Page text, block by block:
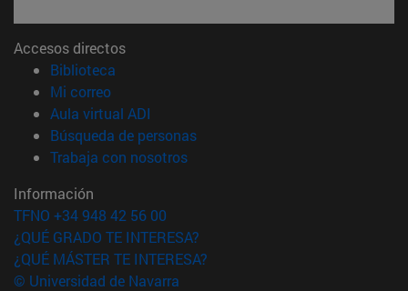
Accesos directos
Biblioteca
Mi correo(abre en nueva ventana)
Aula virtual ADI
Búsqueda de personas(abre en nueva ventana)
Trabaja con nosotros(abre en nueva ventana)
Información
TFNO +34 948 42 56 00
¿QUÉ GRADO TE INTERESA?
¿QUÉ MÁSTER TE INTERESA?
© Universidad de Navarra